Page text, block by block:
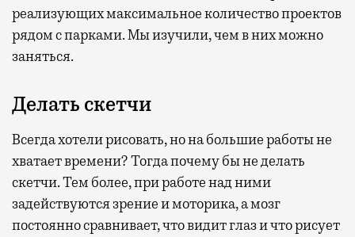
реализующих максимальное количество проектов
рядом с парками. Мы изучили, чем в них можно
заняться.
Делать скетчи
Всегда хотели рисовать, но на большие работы не
хватает времени? Тогда почему бы не делать
скетчи. Тем более, при работе над ними
задействуются зрение и моторика, а мозг
постоянно сравнивает, что видит глаз и что рисует